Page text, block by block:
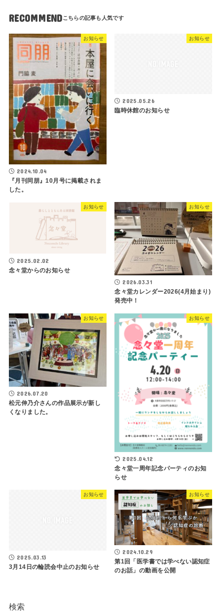
RECOMMEND
お知らせ
2024.10.04
『月刊同朋』10月号に掲載されま
した。
お知らせ
2025.05.26
臨時休館のお知らせ
お知らせ
2025.02.02
念々堂からのお知らせ
お知らせ
2026.03.31
念々堂カレンダー2026(4月始まり)
発売中！
お知らせ
2026.07.20
松元伸乃介さんの作品展示が新し
くなりました。
お知らせ
2025.04.12
念々堂一周年記念パーティのお知
らせ
お知らせ
2025.03.13
3月14日の輪読会中止のお知らせ
お知らせ
2024.10.29
第1回「医学書では学べない認知症
のお話」の動画を公開
検索